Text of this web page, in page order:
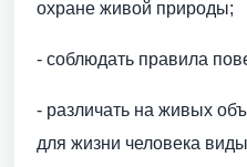
охране живой природы;
- соблюдать правила
- различать на живых
для жизни человека